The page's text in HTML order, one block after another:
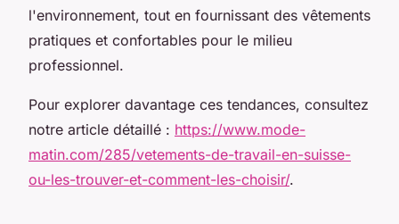
l'environnement, tout en fournissant des vêtements
pratiques et confortables pour le milieu
professionnel.
Pour explorer davantage ces tendances, consultez
notre article détaillé : https://www.mode-
matin.com/285/vetements-de-travail-en-suisse-
ou-les-trouver-et-comment-les-choisir/.